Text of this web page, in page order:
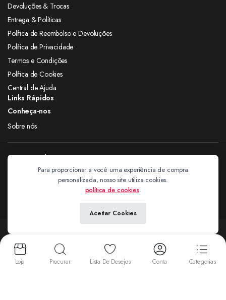
Devoluções & Trocas
Entrega & Políticas
Política de Reembolso e Devoluções
Política de Privacidade
Termos e Condições
Política de Cookies
Central de Ajuda
Links Rápidos
Conheça-nos
Sobre nós
Siga nas redes
Copyright 2024 © Extravagantes. Todos os direitos reservados. by
Aceitamos:
Para proporcionar a você uma experiência de compra
personalizada, nosso site utiliza cookies.
política de cookies.
Aceitar Cookies
Loja Procurar Lista De Desejos Conta Categorias